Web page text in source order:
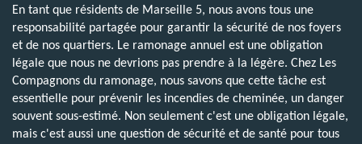
En tant que résidents de Marseille 5, nous avons tous une
responsabilité partagée pour garantir la sécurité de nos foyers
et de nos quartiers. Le ramonage annuel est une obligation
légale que nous ne devrions pas prendre à la légère. Chez Les
Compagnons du ramonage, nous savons que cette tâche est
essentielle pour prévenir les incendies de cheminée, un danger
souvent sous-estimé. Non seulement c'est une obligation légale,
mais c'est aussi une question de sécurité et de santé pour tous